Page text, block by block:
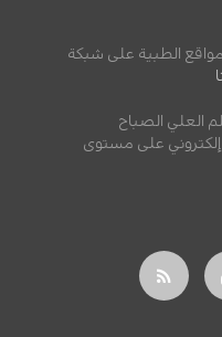
الطبية على شبكة
العلي الصباح
على مستوى